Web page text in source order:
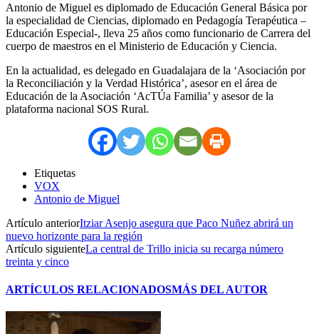
Antonio de Miguel es diplomado de Educación General Básica por
la especialidad de Ciencias, diplomado en Pedagogía Terapéutica –
Educación Especial-, lleva 25 años como funcionario de Carrera del
cuerpo de maestros en el Ministerio de Educación y Ciencia.
En la actualidad, es delegado en Guadalajara de la ‘Asociación por
la Reconciliación y la Verdad Histórica’, asesor en el área de
Educación de la Asociación ‘AcTÚa Familia’ y asesor de la
plataforma nacional SOS Rural.
Etiquetas
VOX
Antonio de Miguel
Artículo anteriorItziar Asenjo asegura que Paco Nuñez abrirá un
nuevo horizonte para la región
Artículo siguienteLa central de Trillo inicia su recarga número
treinta y cinco
ARTÍCULOS RELACIONADOSMÁS DEL AUTOR